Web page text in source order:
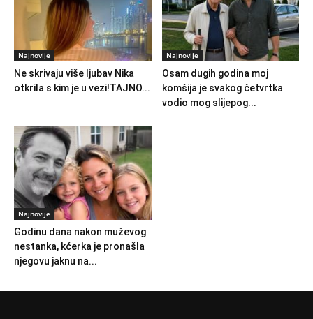
Najnovije
Ne skrivaju više ljubav Nika
otkrila s kim je u vezi!TAJNO...
Najnovije
Osam dugih godina moj
komšija je svakog četvrtka
vodio mog slijepog...
Najnovije
Godinu dana nakon muževog
nestanka, kćerka je pronašla
njegovu jaknu na...